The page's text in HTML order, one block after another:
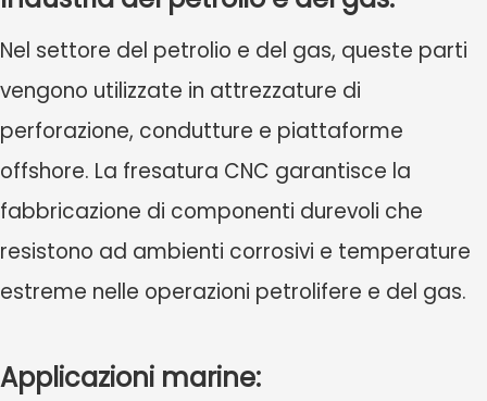
Nel settore del petrolio e del gas, queste parti
vengono utilizzate in attrezzature di
perforazione, condutture e piattaforme
offshore. La fresatura CNC garantisce la
fabbricazione di componenti durevoli che
resistono ad ambienti corrosivi e temperature
estreme nelle operazioni petrolifere e del gas.
Applicazioni marine: